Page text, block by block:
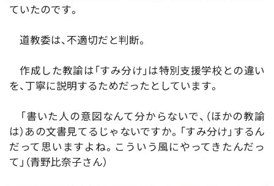
ていたのです。
道教委は、不適切だと判断。
作成した教諭は「すみ分け」は特別支援学校との違い
を、丁寧に説明するためだったとしています。
「書いた人の意図なんて分からないで、（ほかの教諭
は）あの文書見てるじゃないですか。「すみ分け」するん
だって思いますよね。こういう風にやってきたんだっ
て」（青野比奈子さん）